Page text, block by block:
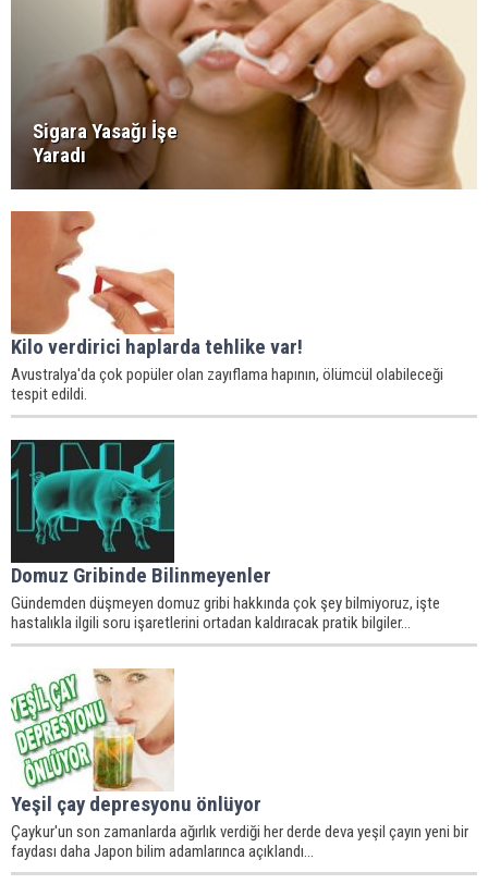
Sigara Yasağı İşe
Yaradı
Kilo verdirici haplarda tehlike var!
Avustralya'da çok popüler olan zayıflama hapının, ölümcül olabileceği
tespit edildi.
Domuz Gribinde Bilinmeyenler
Gündemden düşmeyen domuz gribi hakkında çok şey bilmiyoruz, işte
hastalıkla ilgili soru işaretlerini ortadan kaldıracak pratik bilgiler...
Yeşil çay depresyonu önlüyor
Çaykur'un son zamanlarda ağırlık verdiği her derde deva yeşil çayın yeni bir
faydası daha Japon bilim adamlarınca açıklandı...